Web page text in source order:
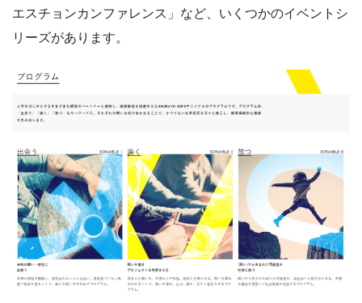
エスチョンカンファレンス」など、いくつかのイベントシ
リーズがあります。